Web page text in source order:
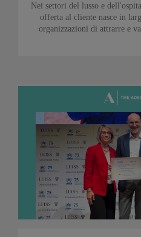
Nei settori del lusso e
offerta al cliente nasce in
organizzazioni di attrarre e